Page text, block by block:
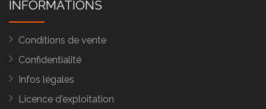
INFORMATIONS
Conditions de vente
Confidentialité
Infos légales
Licence d'exploitation